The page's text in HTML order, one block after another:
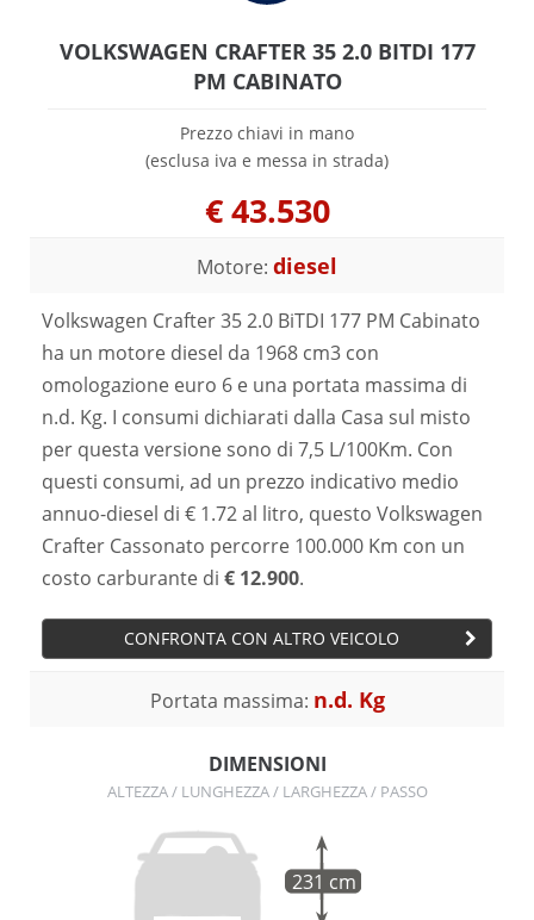
VOLKSWAGEN CRAFTER 35 2.0 BITDI 177
PM CABINATO
Prezzo chiavi in mano
(esclusa iva e messa in strada)
€43.530
Motore: diesel
Volkswagen Crafter 35 2.0 BiTDI 177 PM Cabinato
ha un motore diesel da 1968 cm3 con
omologazione euro 6 e una portata massima di
n.d. Kg. I consumi dichiarati dalla Casa sul misto
per questa versione sono di 7,5 L/100Km. Con
questi consumi, ad un prezzo indicativo medio
annuo-diesel di € 1.72 al litro, questo Volkswagen
Crafter Cassonato percorre 100.000 Km con un
costo carburante di € 12.900.
CONFRONTA CON ALTRO VEICOLO
Portata massima: n.d. Kg
DIMENSIONI
ALTEZZA / LUNGHEZZA / LARGHEZZA / PASSO
231 cm